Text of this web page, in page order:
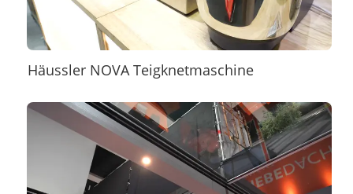
Häussler NOVA Teigknetmaschine